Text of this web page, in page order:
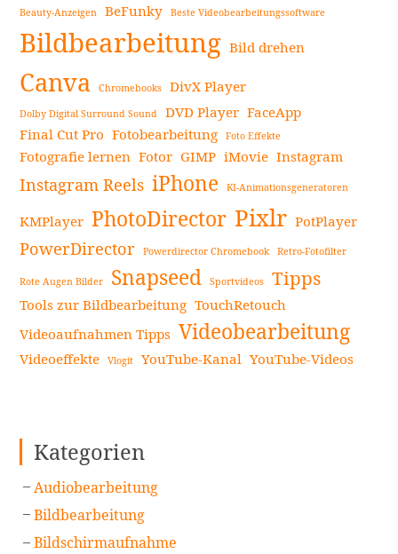
Seitenleiste
Beauty-Anzeigen BeFunky Beste Videobearbeitungssoftware
Bildbearbeitung Bild drehen
Canva Chromebooks DivX Player
Dolby Digital Surround Sound DVD Player FaceApp
Final Cut Pro Fotobearbeitung Foto Effekte
Fotografie lernen Fotor GIMP iMovie Instagram
Instagram Reels iPhone KI-Animationsgeneratoren
KMPlayer PhotoDirector Pixlr PotPlayer
PowerDirector Powerdirector Chromebook Retro-Fotofilter
Rote Augen Bilder Snapseed Sportvideos Tipps
Tools zur Bildbearbeitung TouchRetouch
Videoaufnahmen Tipps Videobearbeitung
Videoeffekte Vlogit YouTube-Kanal YouTube-Videos
Kategorien
Audiobearbeitung
Bildbearbeitung
Bildschirmaufnahme